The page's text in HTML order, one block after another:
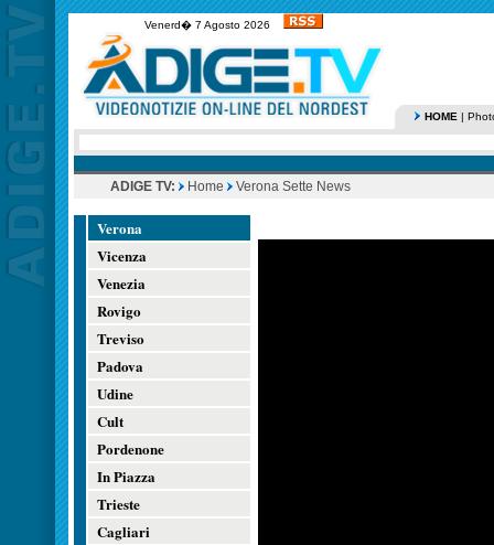
Venerd� 7 Agosto 2026
HOME |
ADIGE TV: Home Verona Sette News
Verona
Vicenza
Venezia
Rovigo
Treviso
Padova
Udine
Cult
Pordenone
In Piazza
Trieste
Cagliari